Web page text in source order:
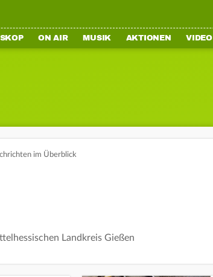
ON AIR MUSIK AKTIONEN VIDEO
im Überblick
Landkreis Gießen